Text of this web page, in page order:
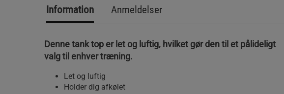
Information Anmeldelser
Denne tank top er let og luftig, hvilket gør den til et pålideligt
valg til enhver træning.
Let og luftig
Holder dig afkølet